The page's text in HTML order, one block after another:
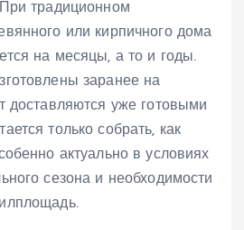
традиционном
или кирпичного дома
на месяцы, а то и годы.
заранее на
доставляются уже готовыми
только собрать, как
актуально в условиях
сезона и необходимости